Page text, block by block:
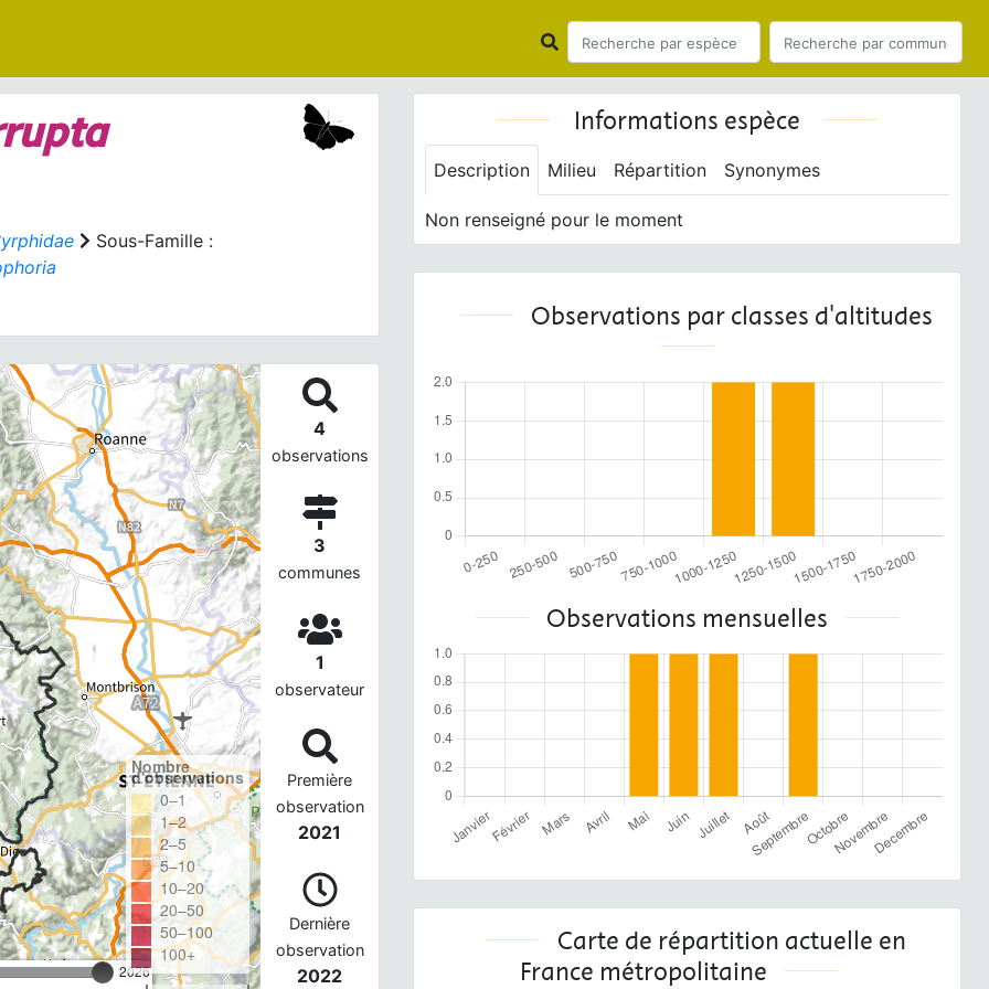
Sous-Famille :
2026
Nombre
d'observations
0–1
1–2
2–5
5–10
10–20
20–50
50–100
100+
4
observations
3
communes
1
observateur
Première
observation
2021
Dernière
observation
2022
Informations espèce
Description Milieu Répartition Synonymes
Non renseigné pour le moment
Observations par classes d'altitudes
Observations mensuelles
Carte de répartition actuelle en
France métropolitaine